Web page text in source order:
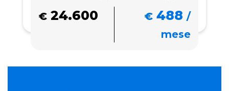
€ 24.600 € 488 /
mese